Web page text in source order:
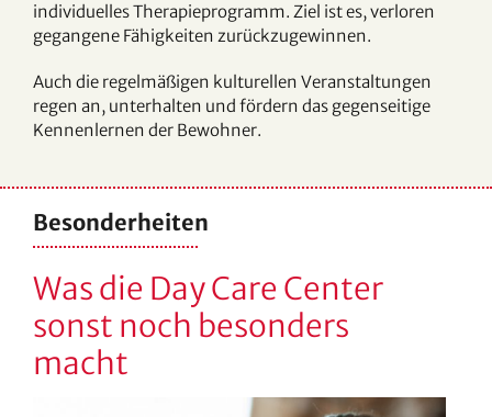
individuelles Therapieprogramm. Ziel ist es, verloren
gegangene Fähigkeiten zurückzugewinnen.
Auch die regelmäßigen kulturellen Veranstaltungen
regen an, unterhalten und fördern das gegenseitige
Kennenlernen der Bewohner.
Besonderheiten
Was die Day Care Center
sonst noch besonders
macht